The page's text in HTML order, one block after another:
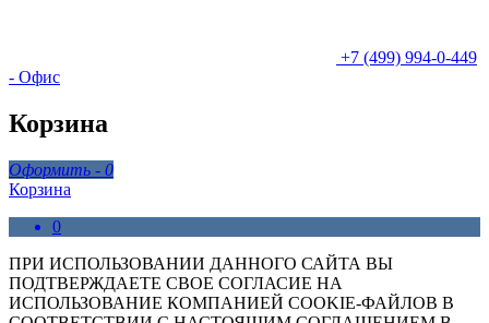
+7 (499) 994-0-449
- Офис
Корзина
Оформить - 0
Корзина
0
ПРИ ИСПОЛЬЗОВАНИИ ДАННОГО САЙТА ВЫ
ПОДТВЕРЖДАЕТЕ СВОЕ СОГЛАСИЕ НА
ИСПОЛЬЗОВАНИЕ КОМПАНИЕЙ COOKIE-ФАЙЛОВ В